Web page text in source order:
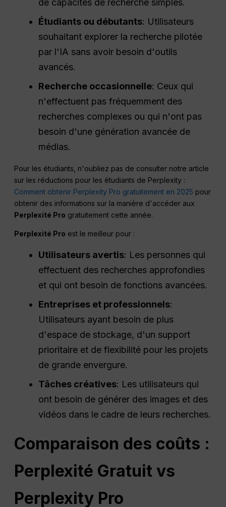
de capacités de recherche simples.
Étudiants ou débutants: Utilisateurs
souhaitant explorer la recherche pilotée
par l'IA sans avoir besoin d'outils
avancés.
Recherche occasionnelle: Ceux qui
n'effectuent pas fréquemment des
recherches complexes ou qui n'ont pas
besoin d'une génération avancée de
médias.
Pour les étudiants, n'oubliez pas de consulter notre article
sur les réductions pour les étudiants de Perplexity :
Comment obtenir Perplexity Pro gratuitement en 2025 pour
obtenir des informations sur la manière d'accéder aux
Perplexité Pro gratuitement cette année.
Perplexité Pro est le meilleur pour :
Utilisateurs avertis: Les personnes qui
effectuent des recherches approfondies
et qui ont besoin de fonctions avancées.
Entreprises et professionnels:
Utilisateurs ayant besoin de plus
d'espace de stockage, d'un support
prioritaire et de flexibilité pour les projets
de grande envergure.
Tâches créatives: Les utilisateurs qui
ont besoin de générer des images et des
vidéos dans le cadre de leurs recherches.
Comparaison des coûts :
Perplexité Gratuit vs
Perplexity Pro